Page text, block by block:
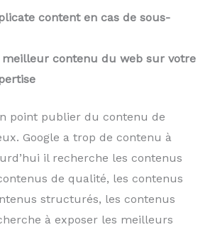
content en cas de sous-
contenu du web sur votre
point publier du contenu de
Google a trop de contenu à
il recherche les contenus
de qualité, les contenus
structurés, les contenus
à exposer les meilleurs